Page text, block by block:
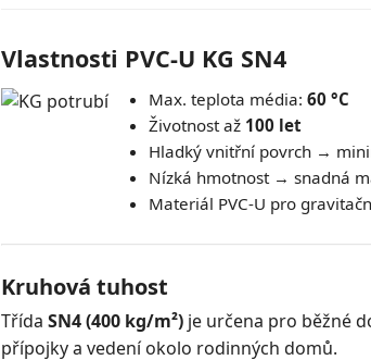
Vlastnosti PVC-U KG SN4
Max. teplota média: 60 °C
Životnost až 100 let
Hladký vnitřní povrch →
Nízká hmotnost → snadná
Materiál PVC-U pro
Kruhová tuhost
Třída SN4 (400 kg/m²)je určena pro běžné
přípojky a vedení okolo rodinných domů.